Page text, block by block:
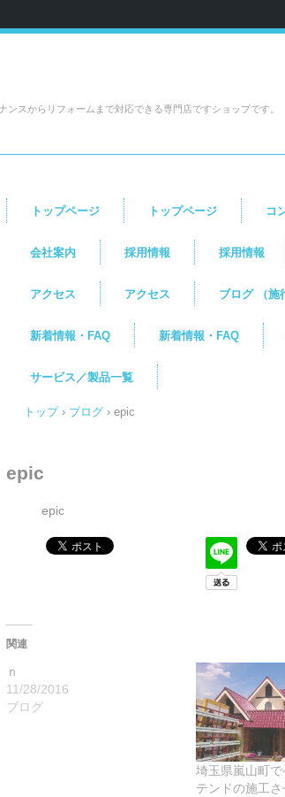
スからリフォームまで対応できる専門店ですショップです。
トップページ トップページ コ
会社案内 採用情報 採用情報
アクセス アクセス ブログ （施
新着情報・FAQ 新着情報・FAQ
サービス／製品一覧
トップ › ブログ › epic
epic
epic
関連
ｎ
11/28/2016
ブログ
埼玉県嵐山町で
テンドの施工